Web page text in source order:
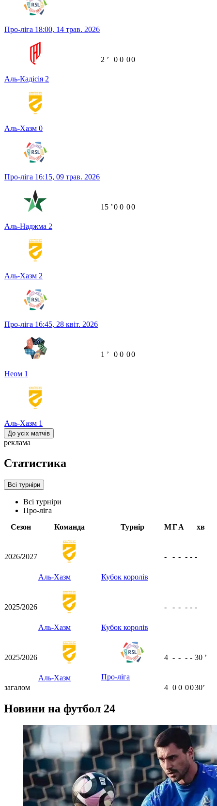
Про-ліга 18:00, 14 трав. 2026
Аль-Кадісія 2
Аль-Хазм 0
2 ʼ 0 0 00
Про-ліга 16:15, 09 трав. 2026
Аль-Наджма 2
Аль-Хазм 2
15 ʼ0 0 00
Про-ліга 16:45, 28 квіт. 2026
Неом 1
Аль-Хазм 1
1 ʼ 0 0 00
До усіх матчів
реклама
Статистика
Всі турніри
Всі турніри
Про-ліга
Сезон
Команда Турнір МГА хв
2026/2027
Аль-Хазм Кубок королів
- - - - - -
2025/2026
Аль-Хазм Кубок королів
- - - - - -
2025/2026
Аль-Хазм Про-ліга
4 - - - - 30 ʼ
загалом 4 0 0 0030ʼ
Новини на футбол 24